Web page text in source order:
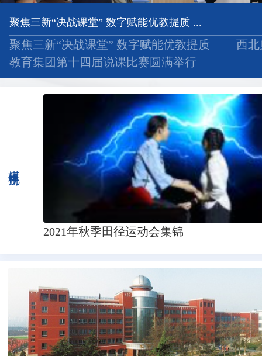
聚焦三新“决战课堂” 数字赋能优教提质 ...
聚焦三新“决战课堂” 数字赋能优教提质 ——西北
教育集团第十四届说课比赛圆满举行
2021年秋季田径运动会集锦